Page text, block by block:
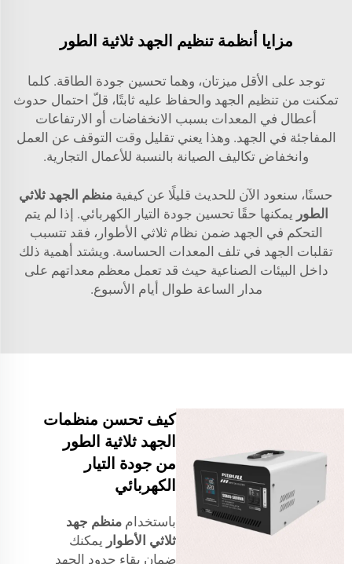
مزايا أنظمة تنظيم الجهد ثلاثية الطور
توجد على الأقل ميزتان، وهما تحسين جودة الطاقة. كلما
تمكنت من تنظيم الجهد والحفاظ عليه ثابتًا، قلّ احتمال حدوث
أعطال في المعدات بسبب الانخفاضات أو الارتفاعات
المفاجئة في الجهد. وهذا يعني تقليل وقت التوقف عن العمل
وانخفاض تكاليف الصيانة بالنسبة للأعمال التجارية.
حسنًا، سنعود الآن للحديث قليلًا عن كيفية منظم الجهد ثلاثي
الطور يمكنها حقًا تحسين جودة التيار الكهربائي. إذا لم يتم
التحكم في الجهد ضمن نظام ثلاثي الأطوار، فقد تتسبب
تقلبات الجهد في تلف المعدات الحساسة. ويشتد أهمية ذلك
داخل البيئات الصناعية حيث قد تعمل معظم معداتهم على
مدار الساعة طوال أيام الأسبوع.
كيف تحسن منظمات
الجهد ثلاثية الطور
من جودة التيار
الكهربائي
باستخدام منظم جهد
ثلاثي الأطوار يمكنك
ضمان بقاء حدود الجهد